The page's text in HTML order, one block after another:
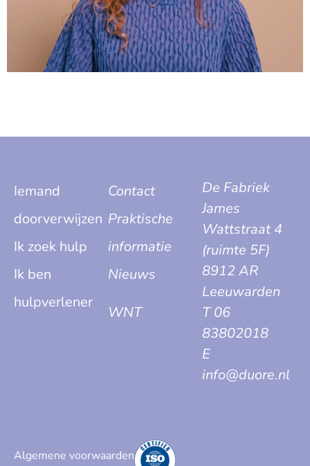
Iemand
doorverwijzen
Ik zoek hulp
Ik ben
hulpverlener
Contact
Praktische
informatie
Nieuws
WNT
De Fabriek
James
Wattstraat 4
(ruimte 5F)
8912 AR
Leeuwarden
T 06
83802018
E
info@duore.nl
Algemene voorwaarden